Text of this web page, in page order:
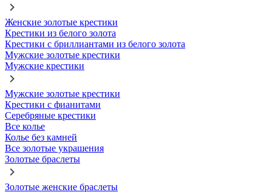
Женские золотые крестики
Крестики из белого золота
Крестики с бриллиантами из белого золота
Мужские золотые крестики
Мужские крестики
Мужские золотые крестики
Крестики с фианитами
Серебряные крестики
Все колье
Колье без камней
Все золотые украшения
Золотые браслеты
Золотые женские браслеты